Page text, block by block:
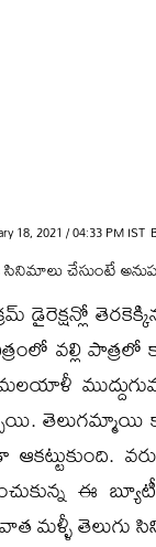
18, 2021 / 04:33 PM IST
డైరెక్షన్లో
వల్లి పాత్రలో
తెలుగమ్మాయి
ఈ
మళ్ళీ తెలుగు